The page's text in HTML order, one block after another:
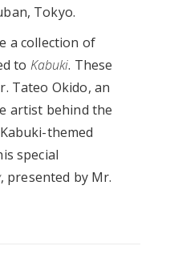
Tokyo.
a collection of
to Kabuki. These
Tateo Okido, an
artist behind the
themed
special
, presented by Mr.